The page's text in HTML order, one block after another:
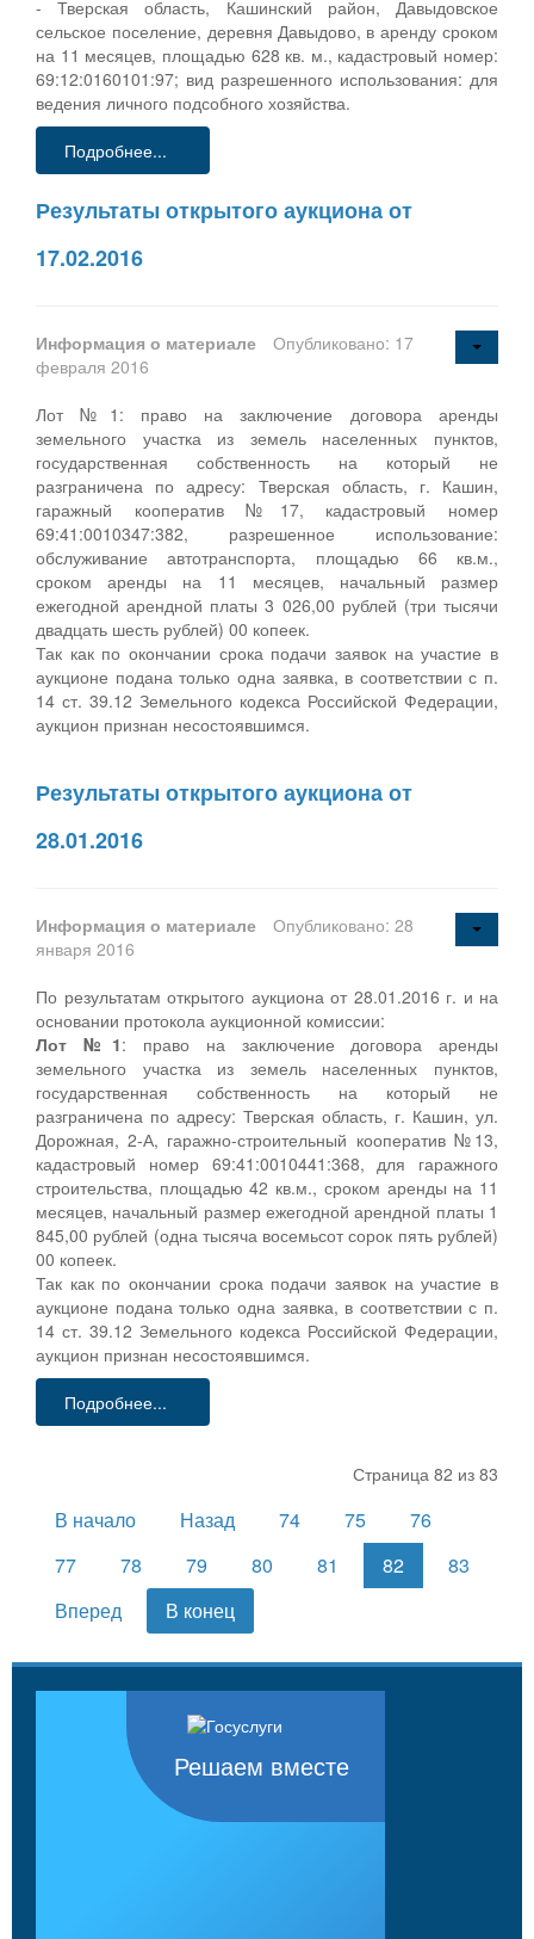
- Тверская область, Кашинский район, Давыдовское
сельское поселение, деревня Давыдово, в аренду сроком
на 11 месяцев, площадью 628 кв. м., кадастровый номер:
69:12:0160101:97; вид разрешенного использования: для
ведения личного подсобного хозяйства.
Подробнее...
Результаты открытого аукциона от
17.02.2016
Информация о материале
Опубликовано: 17
февраля 2016
Лот №1: право на заключение договора аренды
земельного участка из земель населенных пунктов,
государственная собственность на который не
разграничена по адресу: Тверская область, г. Кашин,
гаражный кооператив №17, кадастровый номер
69:41:0010347:382, разрешенное использование:
обслуживание автотранспорта, площадью 66 кв.м.,
сроком аренды на 11 месяцев, начальный размер
ежегодной арендной платы 3 026,00 рублей (три тысячи
двадцать шесть рублей) 00 копеек.
Так как по окончании срока подачи заявок на участие в
аукционе подана только одна заявка, в соответствии с п.
14 ст. 39.12 Земельного кодекса Российской Федерации,
аукцион признан несостоявшимся.
Результаты открытого аукциона от
28.01.2016
Информация о материале
Опубликовано: 28
января 2016
По результатам открытого аукциона от 28.01.2016 г. и на
основании протокола аукционной комиссии:
Лот №1: право на заключение договора аренды
земельного участка из земель населенных пунктов,
государственная собственность на который не
разграничена по адресу: Тверская область, г. Кашин, ул.
Дорожная, 2-А, гаражно-строительный кооператив №13,
кадастровый номер 69:41:0010441:368, для гаражного
строительства, площадью 42 кв.м., сроком аренды на 11
месяцев, начальный размер ежегодной арендной платы 1
845,00 рублей (одна тысяча восемьсот сорок пять рублей)
00 копеек.
Так как по окончании срока подачи заявок на участие в
аукционе подана только одна заявка, в соответствии с п.
14 ст. 39.12 Земельного кодекса Российской Федерации,
аукцион признан несостоявшимся.
Подробнее...
Страница 82 из 83
В начало Назад 74 75
76
77
78 79 80 81 82
83
Вперед
В конец
Решаем вместе